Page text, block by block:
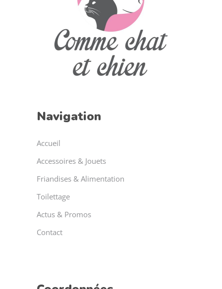
Navigation
Accueil
Accessoires & Jouets
Friandises & Alimentation
Toilettage
Actus & Promos
Contact